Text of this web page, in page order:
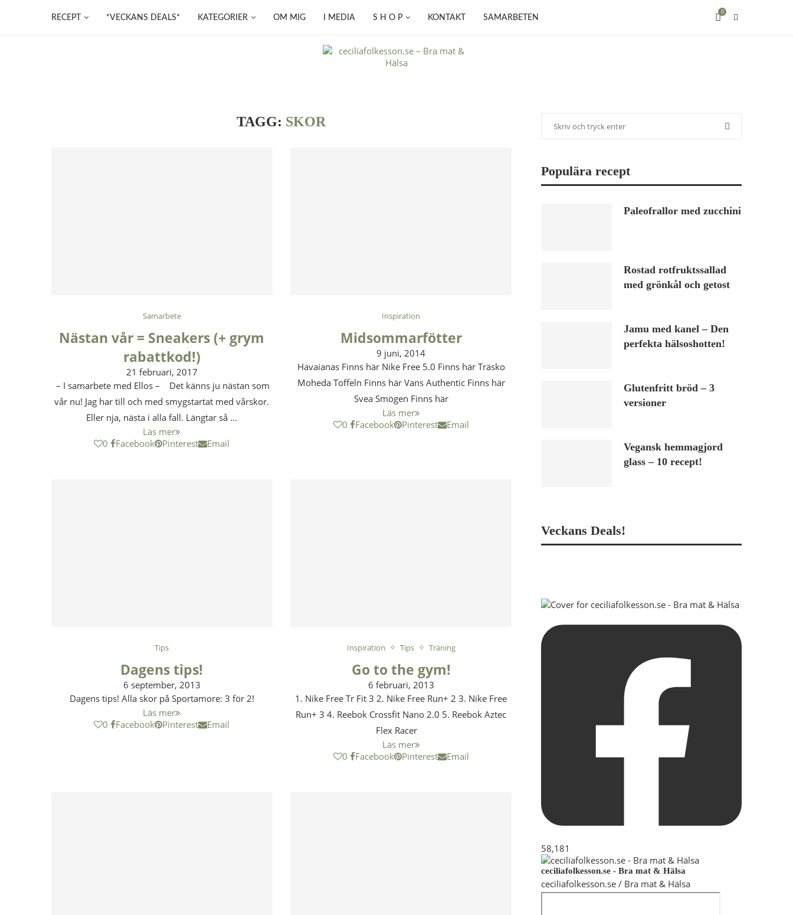
RECEPT *VECKANS DEALS* KATEGORIER OM MIG I MEDIA S H O P KONTAKT SAMARBETEN
0
TAGG: SKOR
Samarbete
Nästan vår = Sneakers (+ grym
rabattkod!)
21 februari, 2017
– I samarbete med Ellos – Det känns ju nästan som
vår nu! Jag har till och med smygstartat med vårskor.
Eller nja, nästa i alla fall. Längtar så …
Läs mer
0
Facebook Pinterest Email
Inspiration
Midsommarfötter
9 juni, 2014
Havaianas Finns här Nike Free 5.0 Finns här Träsko
Moheda Toffeln Finns här Vans Authentic Finns här
Svea Smögen Finns här
Läs mer
0
Facebook Pinterest Email
Tips
Dagens tips!
6 september, 2013
Dagens tips! Alla skor på Sportamore: 3 för 2!
Läs mer
0
Facebook Pinterest Email
Inspiration Tips Träning
Go to the gym!
6 februari, 2013
1. Nike Free Tr Fit 3 2. Nike Free Run+ 2 3. Nike Free
Run+ 3 4. Reebok Crossfit Nano 2.0 5. Reebok Aztec
Flex Racer
Läs mer
0
Facebook Pinterest Email
Populära recept
Paleofrallor med zucchini
Rostad rotfruktssallad
med grönkål och getost
Jamu med kanel – Den
perfekta hälsoshotten!
Glutenfritt bröd – 3
versioner
Vegansk hemmagjord
glass – 10 recept!
Veckans Deals!
58,181
ceciliafolkesson.se - Bra mat & Hälsa
ceciliafolkesson.se / Bra mat & Hälsa